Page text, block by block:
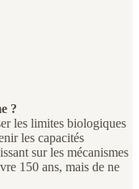
?
les limites biologiques
les capacités
sur les mécanismes
150 ans, mais de ne